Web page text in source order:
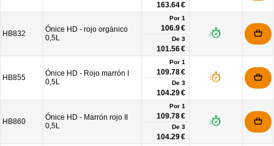
163.64 €
HB832
Ónice HD - rojo orgánico
0,5L
Por 1
106.9 €
De 3
101.56 €
HB855
Ónice HD - Rojo marrón I
0,5L
Por 1
109.78 €
De 3
104.29 €
HB860
Ónice HD - Marrón rojo II
0,5L
Por 1
109.78 €
De 3
104.29 €